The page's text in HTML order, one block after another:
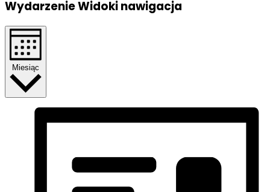
Wydarzenie Widoki nawigacja
Miesiąc